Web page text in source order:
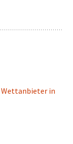
Wettanbieter in